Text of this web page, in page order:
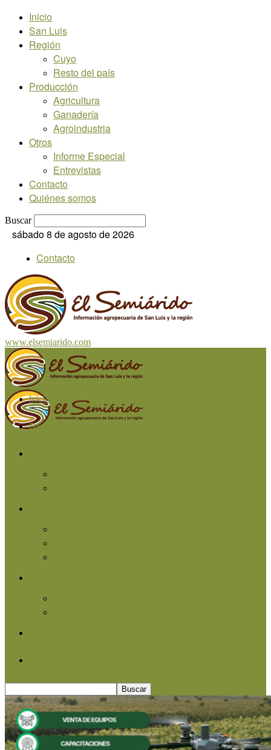
Inicio
San Luis
Región
Cuyo
Resto del país
Producción
Agricultura
Ganadería
Agroindustria
Otros
Informe Especial
Entrevistas
Contacto
Quiénes somos
Buscar
sábado 8 de agosto de 2026
Contacto
www.elsemiarido.com
Inicio
San Luis